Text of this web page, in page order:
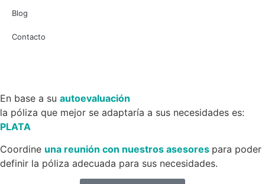
Blog
Contacto
En base a su autoevaluación
la póliza que mejor se adaptaría a sus necesidades es:
PLATA
Coordine una reunión con nuestros asesores para poder
definir la póliza adecuada para sus necesidades.